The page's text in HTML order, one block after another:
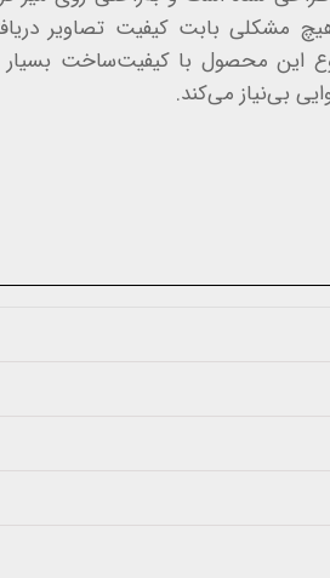
مشکلی بابت کیفیت تصاویر
این محصول با کیفیت‌ساخت بسیار
بی‌نیاز می‌کند.